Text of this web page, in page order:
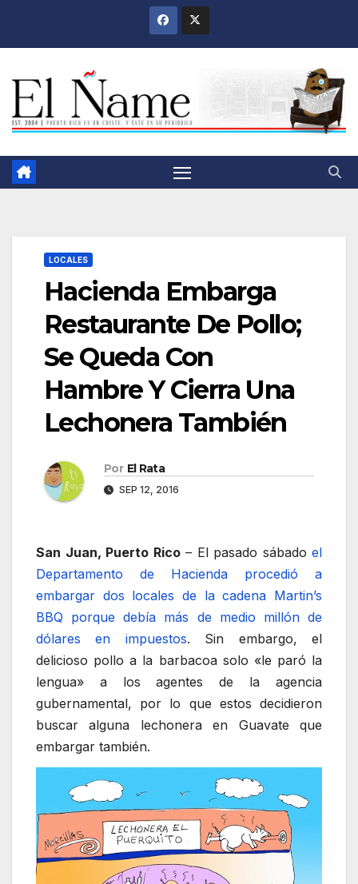
LOCALES
Hacienda Embarga
Restaurante De Pollo;
Se Queda Con
Hambre Y Cierra Una
Lechonera También
Por El Rata
SEP 12, 2016
San Juan, Puerto Rico– El pasado sábado el
Departamento de Hacienda procedió a
embargar dos locales de la cadena Martin’s
BBQ porque debía más de medio millón de
dólares en impuestos. Sin embargo, el
delicioso pollo a la barbacoa solo «le paró la
lengua» a los agentes de la agencia
gubernamental, por lo que estos decidieron
buscar alguna lechonera en Guavate que
embargar también.